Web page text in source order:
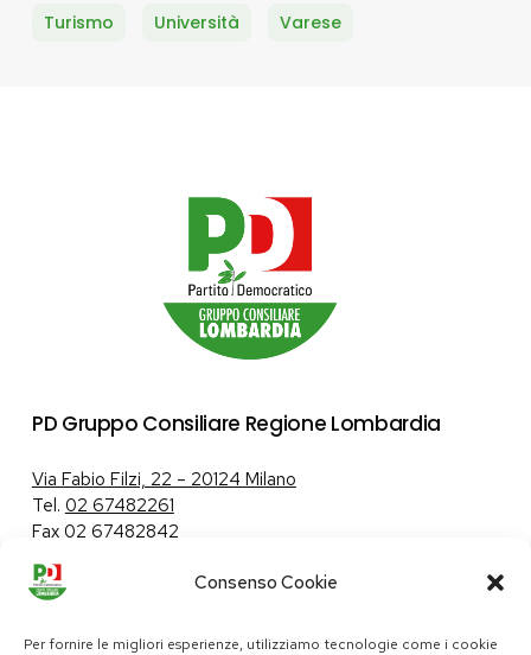
Consenso Cookie
Per fornire le migliori esperienze, utilizziamo tecnologie come i cookie
Turismo Università Varese
PD Gruppo Consiliare Regione Lombardia
Via Fabio Filzi, 22 – 20124 Milano
Tel. 02 67482261
Fax 02 67482842
Tutela dei dati personali|Politica sui cookie